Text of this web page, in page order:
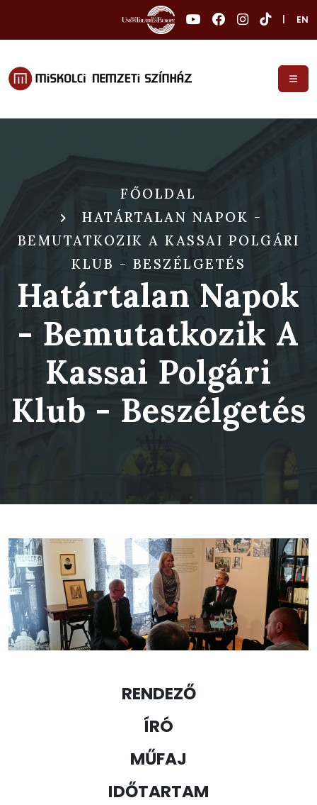
EN
FŐOLDAL
HATÁRTALAN NAPOK -
BEMUTATKOZIK A KASSAI POLGÁRI
KLUB - BESZÉLGETÉS
Határtalan Napok
- Bemutatkozik A
Kassai Polgári
Klub - Beszélgetés
RENDEZŐ
ÍRÓ
MŰFAJ
IDŐTARTAM